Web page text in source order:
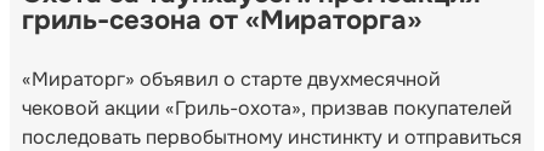
гриль-сезона от «Мираторга»
«Мираторг» объявил о старте двухмесячной
чековой акции «Гриль-охота», призвав покупателей
последовать первобытному инстинкту и отправиться